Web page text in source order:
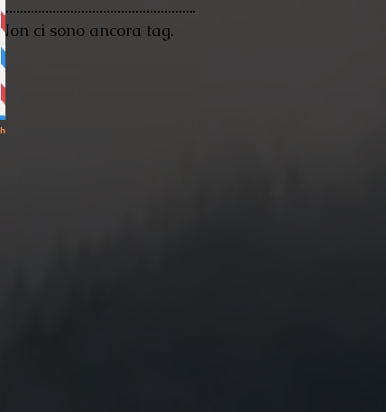
Non ci sono ancora tag.